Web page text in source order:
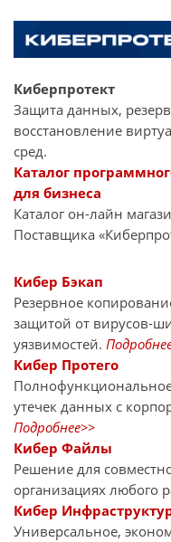
Киберпротект
Защита данных,
восстановление
сред.
Каталог
для бизнеса
Каталог он-лайн
Поставщика
Кибер Бэкап
Резервное
защитой от вирусов-
уязвимостей.
Кибер Протего
утечек данных с
Подробнее>>
Кибер Файлы
Решение для
организациях любого
Кибер
Универсальное,